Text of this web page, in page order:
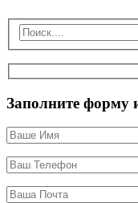
Заполните форму